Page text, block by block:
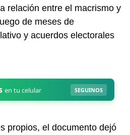
relación entre el macrismo y
de meses de
y acuerdos electorales
propios, el documento dejó